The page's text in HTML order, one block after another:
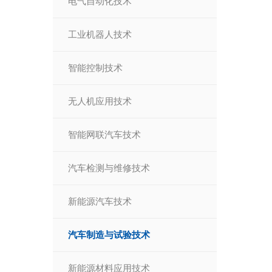
工业机器人技术
智能控制技术
无人机应用技术
智能网联汽车技术
汽车检测与维修技术
新能源汽车技术
汽车制造与试验技术
新能源材料应用技术